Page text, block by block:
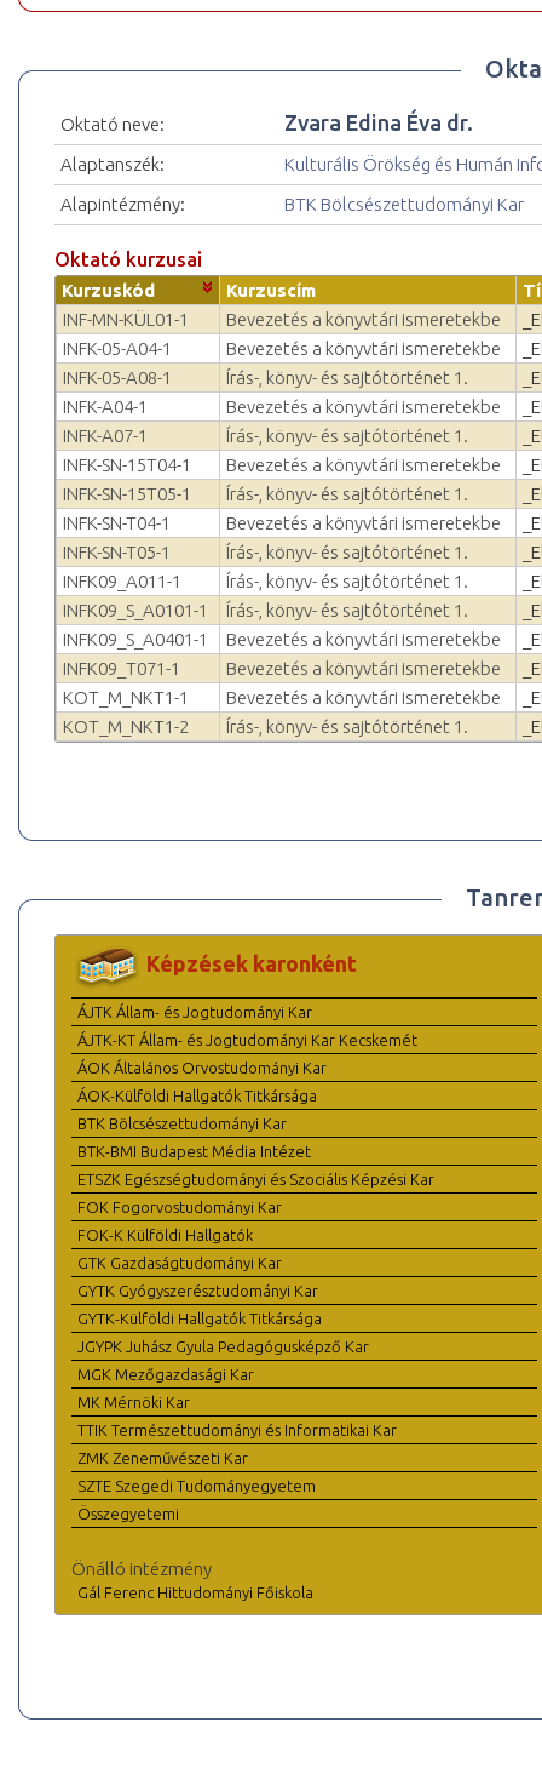
Oktató neve: Zvara Edina Éva dr.
Alaptanszék:
Kulturális Örökség és Humán
Alapintézmény:
BTK Bölcsészettudományi Kar
Oktató kurzusai
Kurzuskód Kurzuscím
INF-MN-KÜL01-1
Bevezetés a könyvtári ismeretekbe
INFK-05-A04-1
Bevezetés a könyvtári ismeretekbe
INFK-05-A08-1
Írás-, könyv- és sajtótörténet 1.
INFK-A04-1
Bevezetés a könyvtári ismeretekbe
INFK-A07-1
Írás-, könyv- és sajtótörténet 1.
INFK-SN-15T04-1
Bevezetés a könyvtári ismeretekbe
INFK-SN-15T05-1
Írás-, könyv- és sajtótörténet 1.
INFK-SN-T04-1
Bevezetés a könyvtári ismeretekbe
INFK-SN-T05-1
Írás-, könyv- és sajtótörténet 1.
INFK09_A011-1
Írás-, könyv- és sajtótörténet 1.
INFK09_S_A0101-1
Írás-, könyv- és sajtótörténet 1.
INFK09_S_A0401-1
Bevezetés a könyvtári ismeretekbe
INFK09_T071-1
Bevezetés a könyvtári ismeretekbe
KOT_M_NKT1-1
Bevezetés a könyvtári ismeretekbe
KOT_M_NKT1-2
Írás-, könyv- és sajtótörténet 1.
Képzések karonként
ÁJTK Állam- és Jogtudományi Kar
ÁJTK-KT Állam- és Jogtudományi Kar Kecskemét
ÁOK Általános Orvostudományi Kar
ÁOK-Külföldi Hallgatók Titkársága
BTK Bölcsészettudományi Kar
BTK-BMI Budapest Média Intézet
ETSZK Egészségtudományi és Szociális Képzési Kar
FOK Fogorvostudományi Kar
FOK-K Külföldi Hallgatók
GTK Gazdaságtudományi Kar
GYTK Gyógyszerésztudományi Kar
GYTK-Külföldi Hallgatók Titkársága
JGYPK Juhász Gyula Pedagógusképző Kar
MGK Mezőgazdasági Kar
MK Mérnöki Kar
TTIK Természettudományi és Informatikai Kar
ZMK Zeneművészeti Kar
SZTE Szegedi Tudományegyetem
Összegyetemi
Önálló intézmény
Gál Ferenc Hittudományi Főiskola